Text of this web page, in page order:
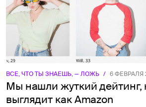
ВСЕ, ЧТО ТЫ ЗНАЕШЬ, — ЛОЖЬ / 6 ФЕВРАЛЯ
Мы нашли жуткий дейтинг,
выглядит как Amazon